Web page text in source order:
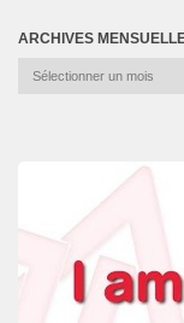
ARCHIVES
Archives